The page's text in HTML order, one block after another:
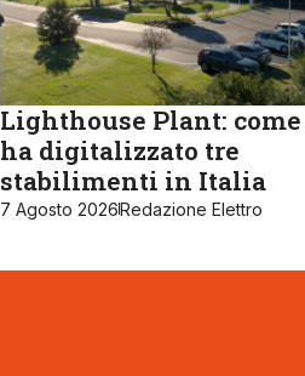
Lighthouse Plant: come
ha digitalizzato tre
stabilimenti in Italia
7 Agosto 2026Redazione Elettro